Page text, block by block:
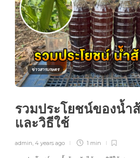
ข่าวสารเกษตร
รวมประโยชน์ของน้ำ
และวิธีใช้
admin, 4 years ago 1 min